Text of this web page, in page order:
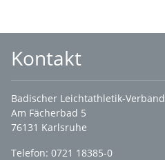
Kontakt
Badischer Leichtathletik-Verband
Am Fächerbad 5
76131 Karlsruhe
Telefon: 0721 18385-0